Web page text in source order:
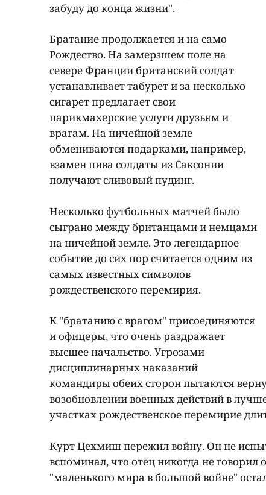
забуду до конца жизни".
Братание продолжается и на само
Рождество. На замерзшем поле на
севере Франции британский солдат
устанавливает табурет и за несколько
сигарет предлагает свои
парикмахерские услуги друзьям и
врагам. На ничейной земле
обмениваются подарками, например,
взамен пива солдаты из Саксонии
получают сливовый пудинг.
Несколько футбольных матчей было
сыграно между британцами и немцами
на ничейной земле. Это легендарное
событие до сих пор считается одним из
самых известных символов
рождественского перемирия.
К "братанию с врагом" присоединяются
и офицеры, что очень раздражает
высшее начальство. Угрозами
дисциплинарных наказаний
командиры обеих сторон пытаются
возобновлении военных действий в
участках рождественское перемирие
Курт Цехмиш пережил войну. Он не
вспоминал, что отец никогда не говорил
"маленького мира в большой войне"